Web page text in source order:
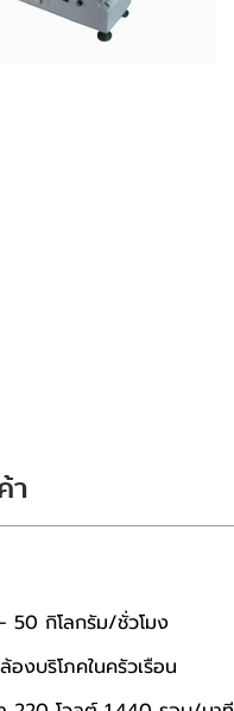
า
50 กิโลกรัม/ชั่วโมง
องบริโภคในครัวเรือน